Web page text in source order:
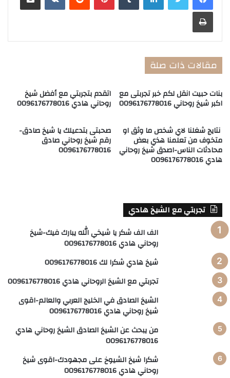
مقالات ذات صلة
بنات حبيت انقل لكم خبر تجربتى مع
اكبر شيخ روحاني 0096176778016
اتقدم بتجربتي مع أفضل شيخ
روحاني هادي 0096176778016
نتايج شغلنا لاي شخص ما وثق او
متخوف من تعلمنا هذي بعض
محادثات الناس-اصدق شيخ روحاني
هادي 0096176778016
صحبتى بتدعيلك يا شيخ صادق-
رقم شيخ روحاني صادق
0096176778016
تجربتي مع الشيخ هادي
الف الف شكر يا شيخي الله يبارك فيك-شيخ
روحاني هادي 0096176778016
شيخ هادي شكرا لك 0096176778016
تجربتي مع الشيخ الروحاني هادي 0096176778016
الشيخ الصادق في الخليج العربي والعالم-اقوى
شيخ روحاني هادي 0096176778016
من يبحث عن الشيخ الصادق الشيخ روحاني هادي
0096176778016
شكرا شيخ الشيوخ على مجهودك-اقوى شيخ
روحاني هادي 0096176778016